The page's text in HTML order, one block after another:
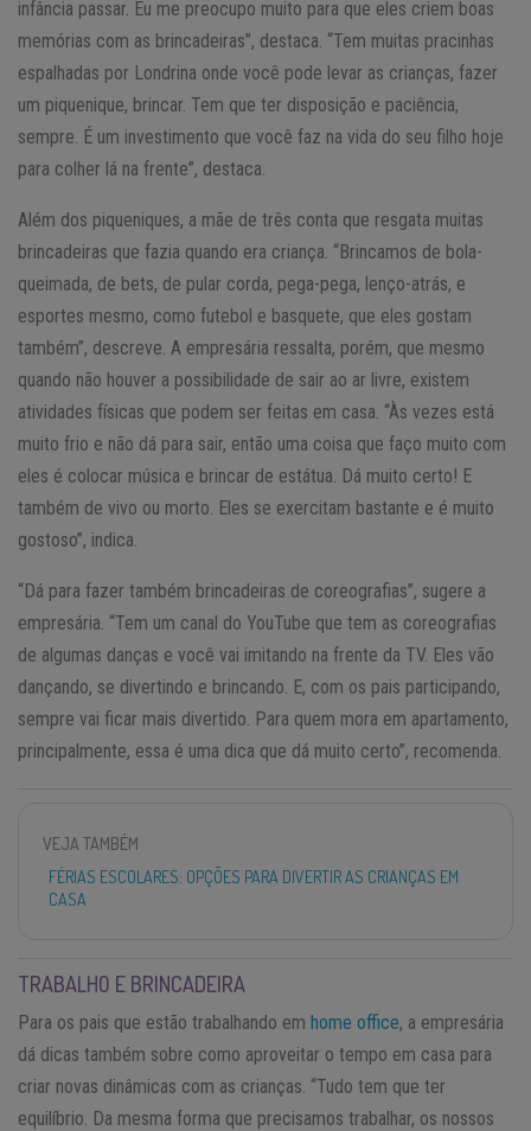
infância passar. Eu me preocupo muito para que eles criem boas
memórias com as brincadeiras”, destaca. “Tem muitas pracinhas
espalhadas por Londrina onde você pode levar as crianças, fazer
um piquenique, brincar. Tem que ter disposição e paciência,
sempre. É um investimento que você faz na vida do seu filho hoje
para colher lá na frente”, destaca.
Além dos piqueniques, a mãe de três conta que resgata muitas
brincadeiras que fazia quando era criança. “Brincamos de bola-
queimada, de bets, de pular corda, pega-pega, lenço-atrás, e
esportes mesmo, como futebol e basquete, que eles gostam
também”, descreve. A empresária ressalta, porém, que mesmo
quando não houver a possibilidade de sair ao ar livre, existem
atividades físicas que podem ser feitas em casa. “Às vezes está
muito frio e não dá para sair, então uma coisa que faço muito com
eles é colocar música e brincar de estátua. Dá muito certo! E
também de vivo ou morto. Eles se exercitam bastante e é muito
gostoso”, indica.
“Dá para fazer também brincadeiras de coreografias”, sugere a
empresária. “Tem um canal do YouTube que tem as coreografias
de algumas danças e você vai imitando na frente da TV. Eles vão
dançando, se divertindo e brincando. E, com os pais participando,
sempre vai ficar mais divertido. Para quem mora em apartamento,
principalmente, essa é uma dica que dá muito certo”, recomenda.
VEJA TAMBÉM
FÉRIAS ESCOLARES: OPÇÕES PARA DIVERTIR AS CRIANÇAS EM
CASA
TRABALHO E BRINCADEIRA
Para os pais que estão trabalhando em home office, a empresária
dá dicas também sobre como aproveitar o tempo em casa para
criar novas dinâmicas com as crianças. “Tudo tem que ter
equilíbrio. Da mesma forma que precisamos trabalhar, os nossos